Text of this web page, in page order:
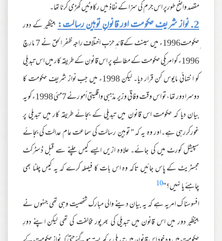
مقصد واضح طورپر اس جرم کی سزا کے نفاذ ميں رکاوٹیں کھڑی کرنا تھا۔
2. نواز شریف حکومت اور قانونِ توہین رسالت:
بینظیر کے دور
ِحکومت1996ء میں سینٹ کےقائد ِحزبِ اختلاف راجہ ظفر الحق نے 7 مارچ
1996ء کو امریکی حکومت کے مطالبے پر اس قانون کے طریقہ کار میں اس تبدیلی
کو انتہائی مایوس کن قرار دیا۔ لیکن 1998ء میں جب نواز شریف حکومت کا
دوسرا دور تھا، تو اس وقت وفاقی وزیر مذہبی واقلیتی اُمو رنے 7مئی 1998ء کو یہ
بیان دیا کہ حکومت اس قانون میں تبدیلی کے بجائے طریقہ کار میں تبدیلی پر
غورکررہی ہے۔اور وہ یہ کہ '' توہین رسالت کی سماعت عام عدالت کی بجائے
سپیشل کورٹ میں کی جائے۔ علاوہ ازیں ایسے کیس چلنے سے قبل ڈسٹرکٹ
مجسٹریٹ کے پاس جائیں تاکہ وہ اس بات کا فیصلہ کرے کہ یہ کیس چلنا بھی
چاہئے یا نہیں؟''10
افسوسنا ک امریہ ہے کہ یہ بیان دینے والی مبارک شخصیت وہی تھی جنہوں نے
بینظیر دور میں اس قانون میں تبدیلی کی بھرپور مخالفت کی تھی لیکن اپنے دورِ